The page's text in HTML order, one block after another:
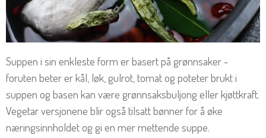
Suppen i sin enkleste form er basert på grønnsaker -
foruten beter er kål, løk, gulrot, tomat og poteter brukt i
suppen og basen kan være grønnsaksbuljong eller kjøttkraft.
Vegetar versjonene blir også tilsatt bønner for å øke
næringsinnholdet og gi en mer mettende suppe.